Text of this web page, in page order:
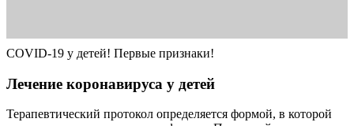
COVID-19 у детей! Первые признаки!
Лечение коронавируса у детей
Терапевтический протокол определяется формой, в которой